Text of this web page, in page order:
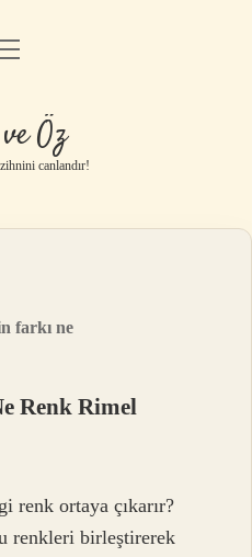
Uyarı
Öz
canlandır!
farkı ne
Renk Rimel
renk ortaya çıkarır?
renkleri birleştirerek